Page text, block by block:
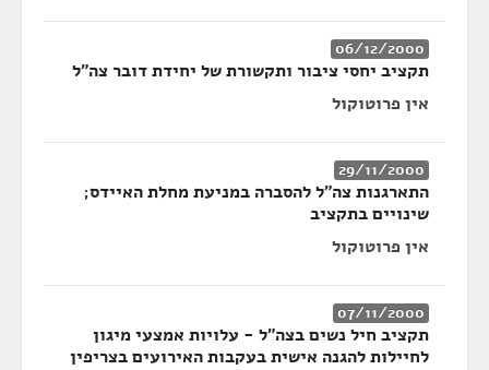
06/12/2000
תקציב יחסי ציבור ותקשורת של יחידת דובר צה"ל
אין פרוטוקול
29/11/2000
התארגנות צה"ל להסברה במניעת מחלת האיידס;
שינויים בתקציב
אין פרוטוקול
07/11/2000
תקציב חיל נשים בצה"ל - עלויות אמצעי מיגון
לחיילות להגנה אישית בעקבות האירועים בצריפין